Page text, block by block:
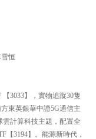
恒
3033】，實物追蹤30隻
東英銀華中證5G通信主
雲計算科技主題，配置全
【3194】。能源新時代，